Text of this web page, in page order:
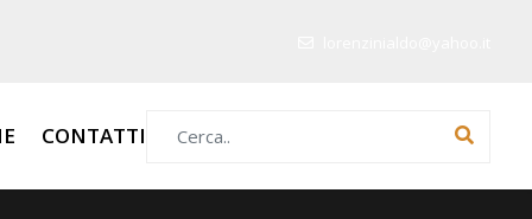
CONTATTI